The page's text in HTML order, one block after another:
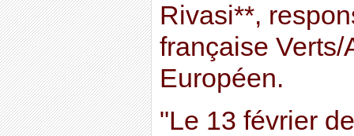
Rivasi**,
française
Européen.
"Le 13 février